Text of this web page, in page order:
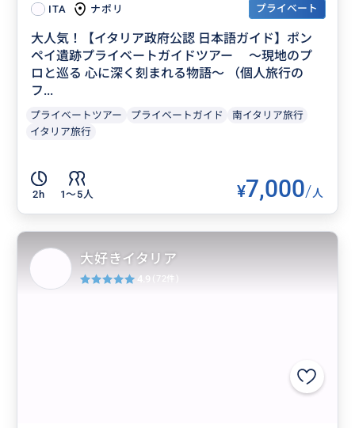
ITA ナポリ プライベート
大人気！【イタリア政府公認 日本語ガイド】ポン
ペイ遺跡プライベートガイドツアー 〜現地のプ
ロと巡る 心に深く刻まれる物語～ （個人旅行の
フ...
プライベートツアー プライベートガイド
南イタリア旅行
イタリア旅行
2h 1〜5人 ¥7,000/人
大好きイタリア
4.9 (72件)